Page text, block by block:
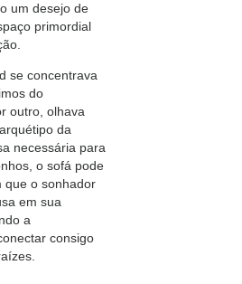
um desejo de
primordial
se concentrava
do
outro, olhava
da
necessária para
o sofá pode
que o sonhador
em sua
a
consigo